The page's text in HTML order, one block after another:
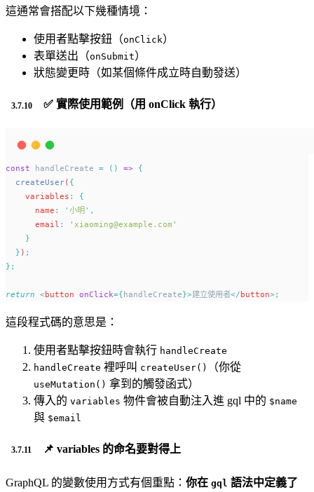
這通常會搭配以下幾種情境：
使用者點擊按鈕（onClick）
表單送出（onSubmit）
狀態變更時（如某個條件成立時自動發送）
✅ 實際使用範例（用 onClick 執行）
const handleCreate = () => {
createUser( {
    variables
:
{
      name
: ' 小明 ' ,
      email
: ' xiaoming@example.com '
}
} ) ;
};
return <button onClick={handleCreate}>建立使用者</button>;
這段程式碼的意思是：
使用者點擊按鈕時會執行 handleCreate
handleCreate 裡呼叫 createUser() （你從
useMutation() 拿到的觸發函式）
傳入的 variables 物件會被自動注入進 gql 中的 $name
與 $email
📌 variables 的命名要對得上
GraphQL 的變數使用方式有個重點： 你在 gql 語法中定義了